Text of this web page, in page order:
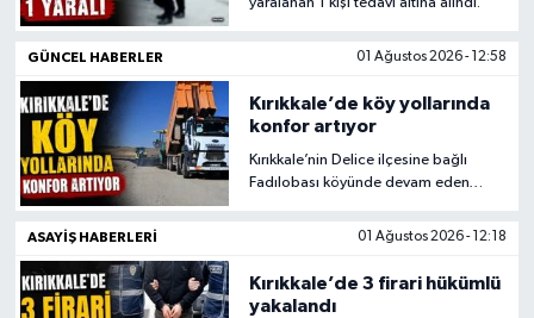
GÜNCEL HABERLER 01 Ağustos 2026 - 12:58
Kırıkkale’de köy yollarında
konfor artıyor
Kırıkkale’nin Delice ilçesine bağlı
Fadılobası köyünde devam eden
ASAYİŞ HABERLERİ 01 Ağustos 2026 - 12:18
Kırıkkale’de 3 firari hükümlü
yakalandı